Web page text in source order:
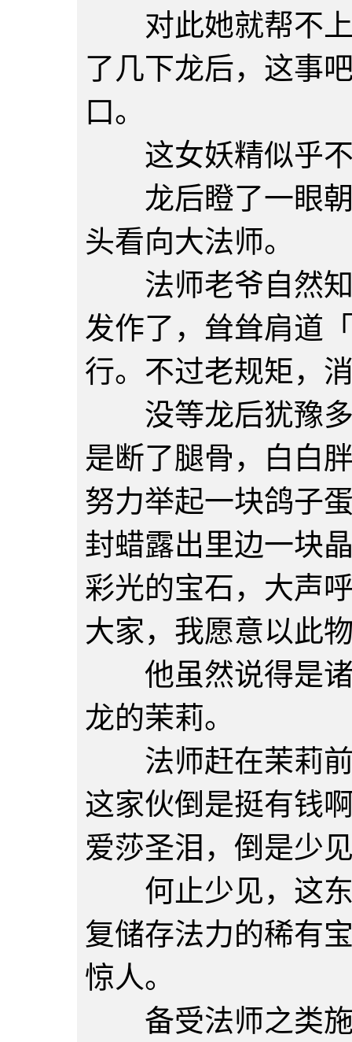
对此她就帮不上
了几下龙后，这事
口。
这女妖精似乎不
龙后瞪了一眼朝
头看向大法师。
法师老爷自然知
发作了，耸耸肩道
行。不过老规矩，
没等龙后犹豫多
是断了腿骨，白白
努力举起一块鸽子
封蜡露出里边一块
彩光的宝石，大声
大家，我愿意以此
他虽然说得是诸
龙的茉莉。
法师赶在茉莉前
这家伙倒是挺有钱
爱莎圣泪，倒是少
何止少见，这东
复储存法力的稀有
惊人。
备受法师之类施